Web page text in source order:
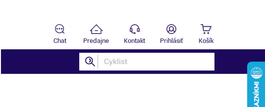
Chat Predajne Kontakt Prihlásiť Košík